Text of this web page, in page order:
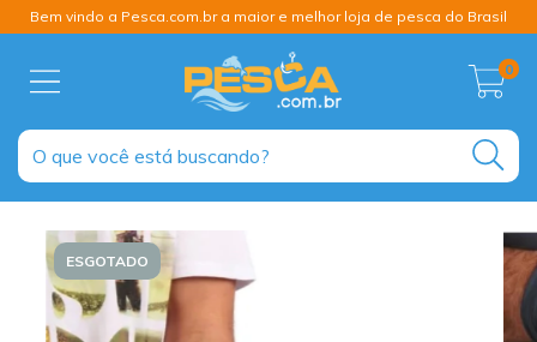
Bem vindo a Pesca.com.br a maior e melhor loja de pesca do Brasil
0
ESGOTADO